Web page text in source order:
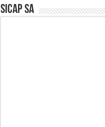
SICAP SA